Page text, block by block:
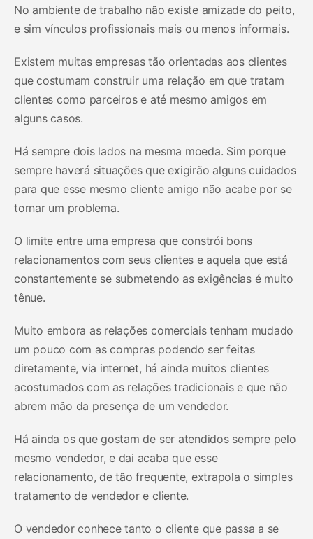
No ambiente de trabalho não existe amizade do peito,
e sim vínculos profissionais mais ou menos informais.
Existem muitas empresas tão orientadas aos clientes
que costumam construir uma relação em que tratam
clientes como parceiros e até mesmo amigos em
alguns casos.
Há sempre dois lados na mesma moeda. Sim porque
sempre haverá situações que exigirão alguns cuidados
para que esse mesmo cliente amigo não acabe por se
tornar um problema.
O limite entre uma empresa que constrói bons
relacionamentos com seus clientes e aquela que está
constantemente se submetendo as exigências é muito
tênue.
Muito embora as relações comerciais tenham mudado
um pouco com as compras podendo ser feitas
diretamente, via internet, há ainda muitos clientes
acostumados com as relações tradicionais e que não
abrem mão da presença de um vendedor.
Há ainda os que gostam de ser atendidos sempre pelo
mesmo vendedor, e dai acaba que esse
relacionamento, de tão frequente, extrapola o simples
tratamento de vendedor e cliente.
O vendedor conhece tanto o cliente que passa a se